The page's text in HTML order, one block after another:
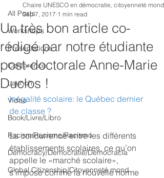
All Posts
Workshops
Presentations
Conference
Launch
Video
Book/Livre/Libro
Racism/Racisme/Racismo
Democracy/Democratie/Democracia
Global Citizenship/Citoyenneté mond
Un très bon article co-
rédigé par notre étudiante
post-doctorale Anne-Marie
Duclos !
Chaire UNESCO en démocratie, citoyenneté
Sep 7, 2017 1 min read
Inégalité scolaire: le Québec dernier
de classe ?
La concurrence entre les différents
établissements scolaires, ce qu’on
appelle le «marché scolaire»,
s’impose comme la nouvelle norme